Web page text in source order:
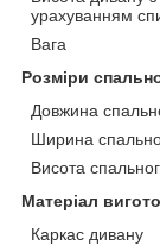
урахуванням
Вага
Розміри
Довжина
Ширина
Висота
Матеріал
Каркас дивану